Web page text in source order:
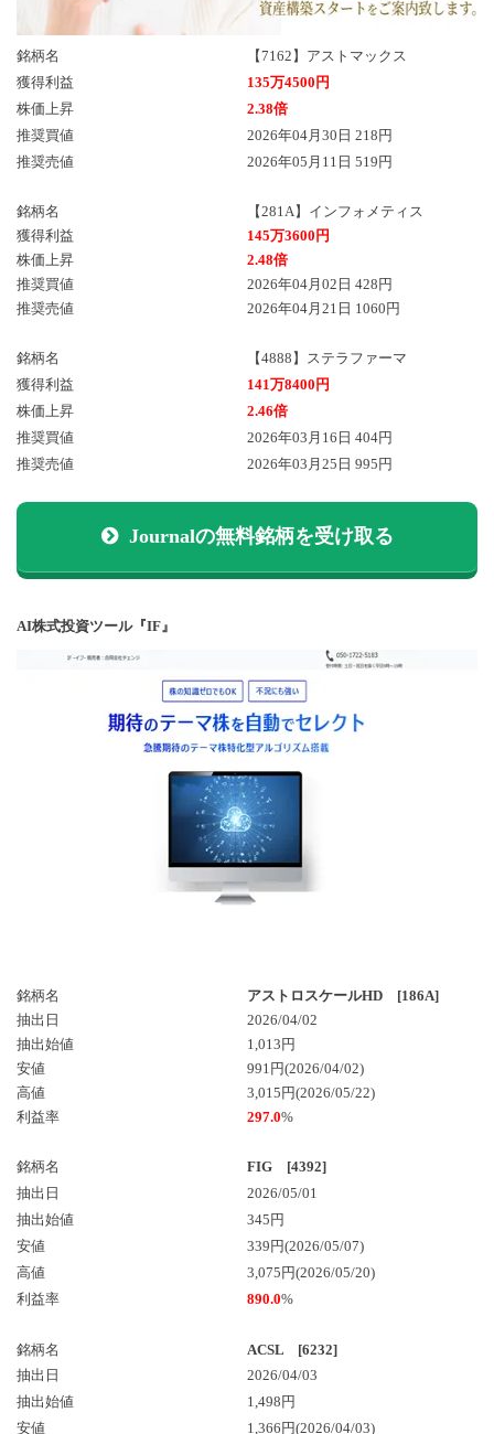
銘柄名
【7162】アストマックス
獲得利益
135万4500円
株価上昇
2.38倍
推奨買値
2026年04月30日 218円
推奨売値
2026年05月11日 519円
銘柄名
【281A】インフォメティス
獲得利益
145万3600円
株価上昇
2.48倍
推奨買値
2026年04月02日 428円
推奨売値
2026年04月21日 1060円
銘柄名
【4888】ステラファーマ
獲得利益
141万8400円
株価上昇
2.46倍
推奨買値
2026年03月16日 404円
推奨売値
2026年03月25日 995円
Journalの無料銘柄を受け取る
AI株式投資ツール『IF』
銘柄名
アストロスケールHD [186A]
抽出日
2026/04/02
抽出始値
1,013円
安値
991円(2026/04/02)
高値
3,015円(2026/05/22)
利益率
297.0%
銘柄名
FIG [4392]
抽出日
2026/05/01
抽出始値
345円
安値
339円(2026/05/07)
高値
3,075円(2026/05/20)
利益率
890.0%
銘柄名
ACSL [6232]
抽出日
2026/04/03
抽出始値
1,498円
安値
1,366円(2026/04/03)